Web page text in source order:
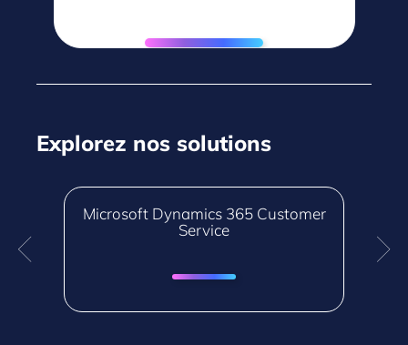
Explorez nos solutions
Microsoft Dynamics 365 Customer
Service